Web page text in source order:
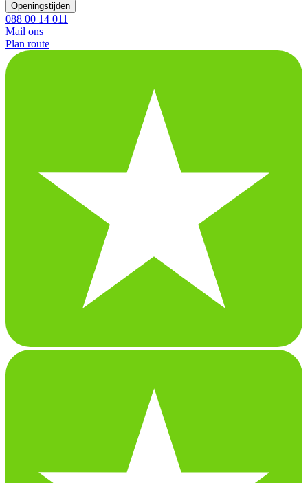
Openingstijden
088 00 14 011
Mail ons
Plan route